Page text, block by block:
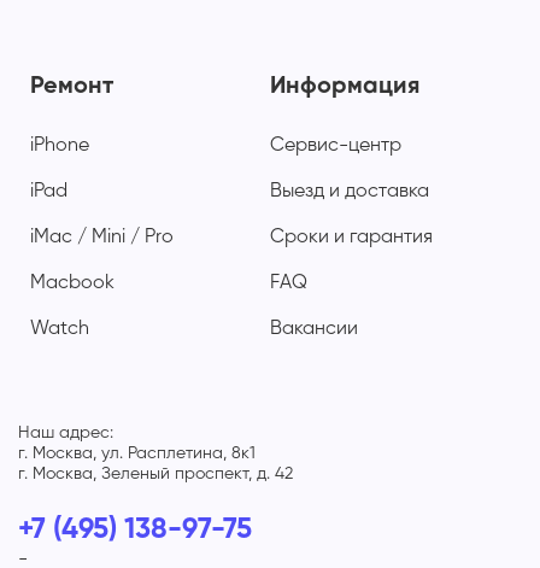
Ремонт
iPhone
iPad
iMac / Mini / Pro
Macbook
Watch
Информация
Сервис-центр
Выезд и доставка
Сроки и гарантия
FAQ
Вакансии
Наш адрес:
г. Москва, ул. Расплетина, 8к1
г. Москва, Зеленый проспект, д. 42
+7 (495) 138-97-75
-